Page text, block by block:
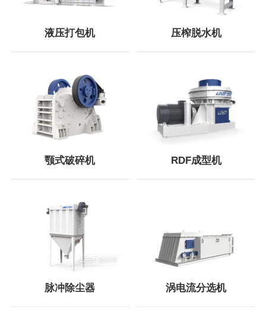
液压打包机 压榨脱水机
颚式破碎机 RDF成型机
脉冲除尘器 涡电流分选机